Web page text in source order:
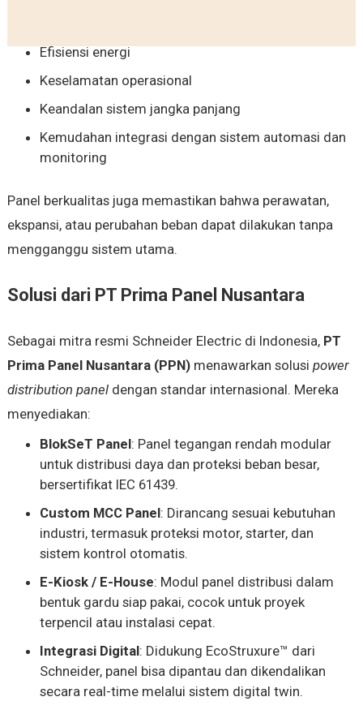
Efisiensi energi
Keselamatan operasional
Keandalan sistem jangka panjang
Kemudahan integrasi dengan sistem automasi dan
monitoring
Panel berkualitas juga memastikan bahwa perawatan,
ekspansi, atau perubahan beban dapat dilakukan tanpa
mengganggu sistem utama.
Solusi dari PT Prima Panel Nusantara
Sebagai mitra resmi Schneider Electric di Indonesia, PT
Prima Panel Nusantara (PPN)menawarkan solusi power
distribution paneldengan standar internasional. Mereka
menyediakan:
BlokSeT Panel: Panel tegangan rendah modular
untuk distribusi daya dan proteksi beban besar,
bersertifikat IEC 61439.
Custom MCC Panel: Dirancang sesuai kebutuhan
industri, termasuk proteksi motor, starter, dan
sistem kontrol otomatis.
E-Kiosk / E-House: Modul panel distribusi dalam
bentuk gardu siap pakai, cocok untuk proyek
terpencil atau instalasi cepat.
Integrasi Digital: Didukung EcoStruxure™ dari
Schneider, panel bisa dipantau dan dikendalikan
secara real-time melalui sistem digital twin.